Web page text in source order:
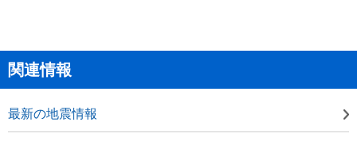
関連情報
最新の地震情報